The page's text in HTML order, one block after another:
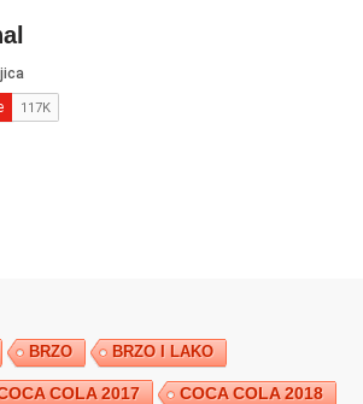
BRZO BRZO I LAKO
COLA 2017 COCA COLA 2018